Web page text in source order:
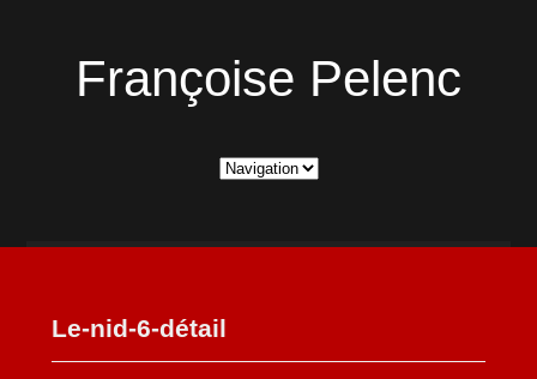
Françoise Pelenc
Le-nid-6-détail